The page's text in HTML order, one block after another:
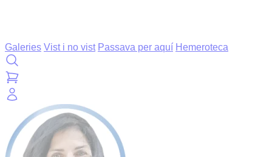
Galeries Vist i no vist Passava per aquí Hemeroteca